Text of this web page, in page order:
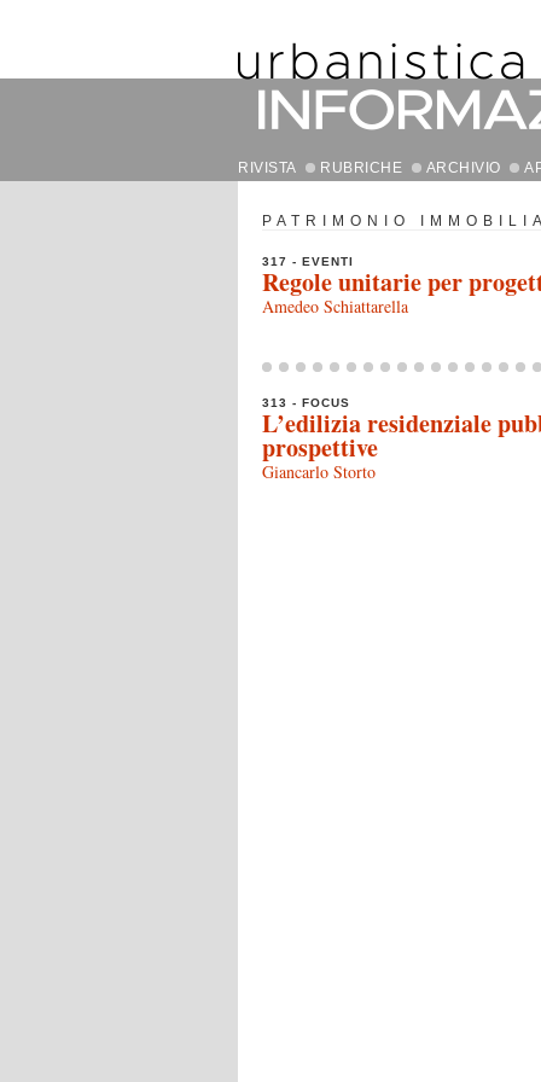
RIVISTA RUBRICHE ARCHIVIO
PATRIMONIO
317 - EVENTI
Regole unitarie per
Amedeo Schiattarella
313 - FOCUS
L’edilizia residenziale
prospettive
Giancarlo Storto